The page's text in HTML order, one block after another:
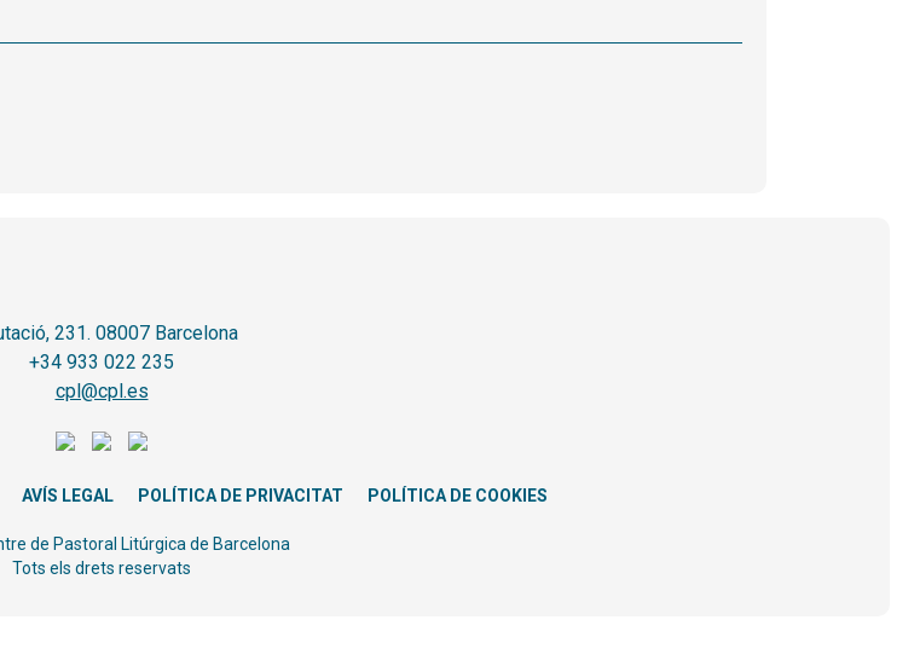
231. 08007 Barcelona
+34 933 022 235
cpl@cpl.es
AVÍS LEGAL POLÍTICA DE PRIVACITAT POLÍTICA DE COOKIES
de Pastoral Litúrgica de Barcelona
Tots els drets reservats